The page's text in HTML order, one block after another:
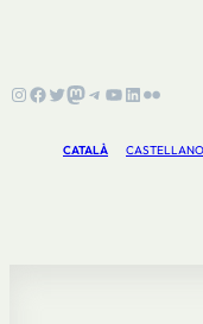
Instagram
Facebook
Twitter
Mastodon
Telegram
YouTube
LinkedIn
Flickr
CATALÀ CASTELLANO